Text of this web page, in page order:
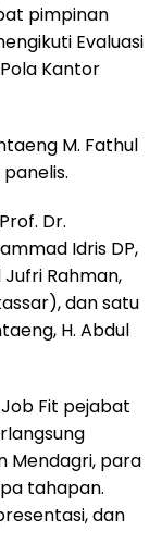
pimpinan
Evaluasi
Kantor
M. Fathul
Dr.
Idris DP,
Jufri Rahman,
dan satu
H. Abdul
Fit pejabat
Mendagri, para
tahapan.
dan